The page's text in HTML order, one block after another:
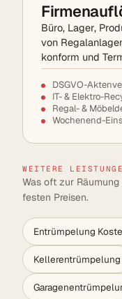
Büro, Lager,
von
konform und
DSGVO-
IT- & Elektro-
Regal- &
Wochenend-
WEITERE
Was oft zur
festen Preisen.
Entrümpelung
Kellerentrümpelung